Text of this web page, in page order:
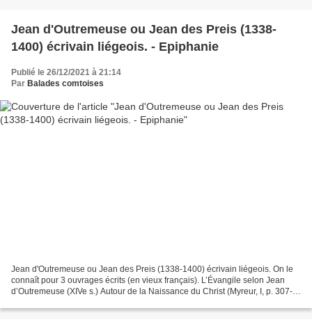
Jean d'Outremeuse ou Jean des Preis (1338-
1400) écrivain liégeois. - Epiphanie
Publié le 26/12/2021 à 21:14
Par Balades comtoises
Jean d'Outremeuse ou Jean des Preis (1338-1400) écrivain liégeois. On le
connaît pour 3 ouvrages écrits (en vieux français). L’Évangile selon Jean
d’Outremeuse (XIVe s.) Autour de la Naissance du Christ (Myreur, I, p. 307-